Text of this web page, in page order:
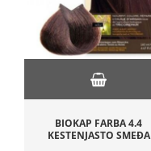
BIOKAP FARBA 4.4
KESTENJASTO SMEĐA